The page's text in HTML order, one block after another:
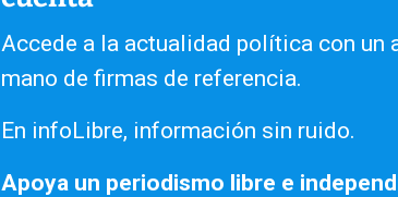
Accede a la actualidad política con un
mano de firmas de referencia.
En infoLibre, información sin ruido.
Apoya un periodismo libre e